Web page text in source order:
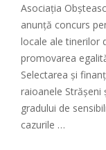
Asociația
anunță concurs
locale ale tinerilor
promovarea
Selectarea și
raioanele
gradului de
cazurile …